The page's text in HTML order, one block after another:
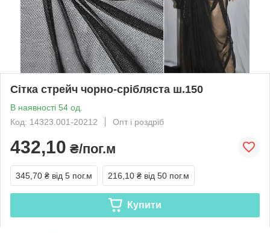
Сітка стрейч чорно-срібляста ш.150
В наявності 54 од.
Код: 14323.001-20212
Опт і роздріб
432,10 ₴/пог.м
345,70 ₴ від 5 пог.м 216,10 ₴ від 50 пог.м
Купити